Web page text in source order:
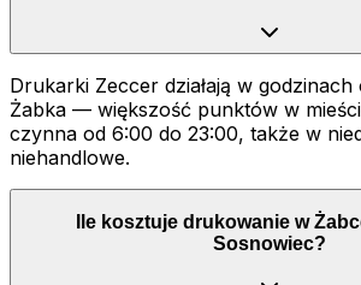
Drukarki Zeccer działają w
Żabka — większość punktów w
czynna od 6:00 do 23:00, także w
niehandlowe.
Ile kosztuje drukowanie w
Sosnowiec?